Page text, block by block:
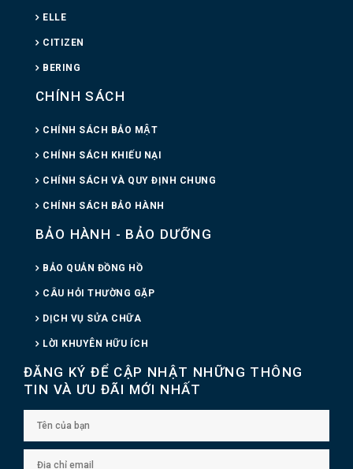
ELLE
CITIZEN
BERING
CHÍNH SÁCH
CHÍNH SÁCH BẢO MẬT
CHÍNH SÁCH KHIẾU NẠI
CHÍNH SÁCH VÀ QUY ĐỊNH CHUNG
CHÍNH SÁCH BẢO HÀNH
BẢO HÀNH - BẢO DƯỠNG
BẢO QUẢN ĐỒNG HỒ
CÂU HỎI THƯỜNG GẶP
DỊCH VỤ SỬA CHỮA
LỜI KHUYÊN HỮU ÍCH
ĐĂNG KÝ ĐỂ CẬP NHẬT NHỮNG THÔNG
TIN VÀ ƯU ĐÃI MỚI NHẤT